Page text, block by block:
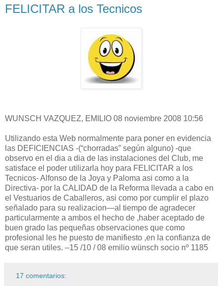
FELICITAR a los Tecnicos
WUNSCH VAZQUEZ, EMILIO 08 noviembre 2008 10:56
Utilizando esta Web normalmente para poner en evidencia
las DEFICIENCIAS -(“chorradas” según alguno) -que
observo en el dia a dia de las instalaciones del Club, me
satisface el poder utilizarla hoy para FELICITAR a los
Tecnicos- Alfonso de la Joya y Paloma asi como a la
Directiva- por la CALIDAD de la Reforma llevada a cabo en
el Vestuarios de Caballeros, asi como por cumplir el plazo
señalado para su realizacion—al tiempo de agradecer
particularmente a ambos el hecho de ,haber aceptado de
buen grado las pequeñas observaciones que como
profesional les he puesto de manifiesto ,en la confianza de
que seran utiles. –15 /10 / 08 emilio wünsch socio nº 1185
17 comentarios: